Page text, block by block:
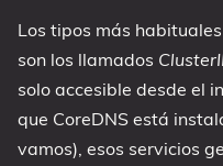
Mis Cursos
Mí
Los tipos más
son los llamados
solo accesible desde el
que CoreDNS está
vamos), esos servicios